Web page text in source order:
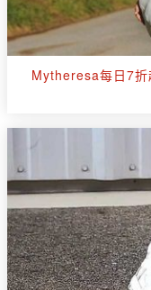
Mytheresa每日7折